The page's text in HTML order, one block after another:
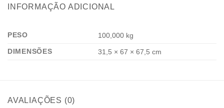
INFORMAÇÃO ADICIONAL
PESO
100,000 kg
DIMENSÕES
31,5 × 67 × 67,5 cm
AVALIAÇÕES (0)